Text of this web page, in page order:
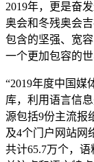
2019年，更是奋
奥会和冬残奥会
包含的坚强、宽
一个更加包容的
“2019年度中国媒
库，利用语言信
源包括9份主流报
及4个门户网站网
共计65.7万个，